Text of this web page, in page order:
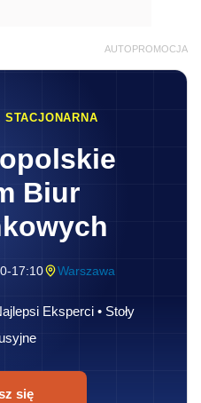
AUTOPROMOCJA
STACJONARNA
Biur
17:10 Warszawa
Eksperci • Stoły
się